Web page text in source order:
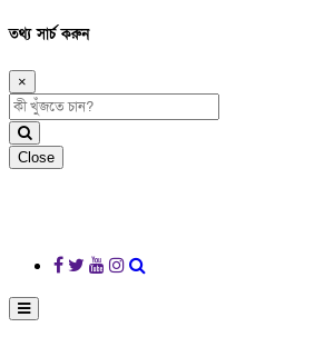
তথ্য সার্চ করুন
×
Close